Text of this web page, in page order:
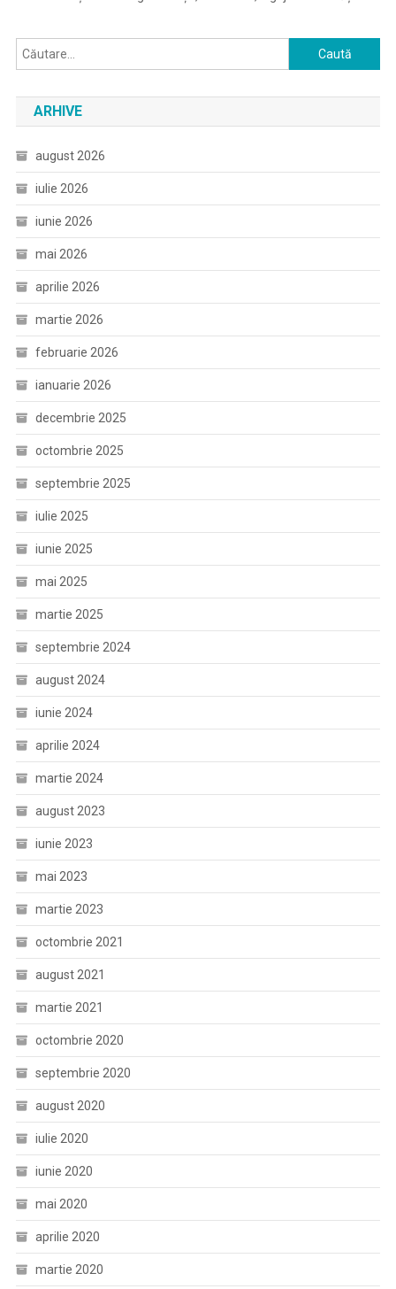
Caută
după:
ARHIVE
august 2026
iulie 2026
iunie 2026
mai 2026
aprilie 2026
martie 2026
februarie 2026
ianuarie 2026
decembrie 2025
octombrie 2025
septembrie 2025
iulie 2025
iunie 2025
mai 2025
martie 2025
septembrie 2024
august 2024
iunie 2024
aprilie 2024
martie 2024
august 2023
iunie 2023
mai 2023
martie 2023
octombrie 2021
august 2021
martie 2021
octombrie 2020
septembrie 2020
august 2020
iulie 2020
iunie 2020
mai 2020
aprilie 2020
martie 2020